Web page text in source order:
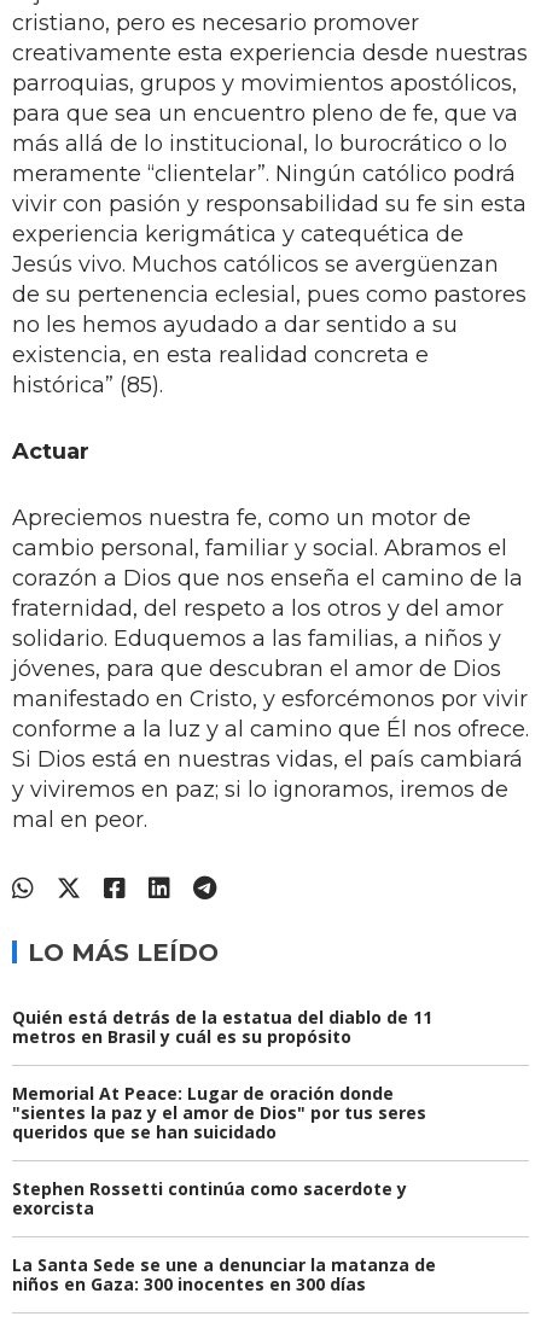
cristiano, pero es necesario promover
creativamente esta experiencia desde nuestras
parroquias, grupos y movimientos apostólicos,
para que sea un encuentro pleno de fe, que va
más allá de lo institucional, lo burocrático o lo
meramente “clientelar”. Ningún católico podrá
vivir con pasión y responsabilidad su fe sin esta
experiencia kerigmática y catequética de
Jesús vivo. Muchos católicos se avergüenzan
de su pertenencia eclesial, pues como pastores
no les hemos ayudado a dar sentido a su
existencia, en esta realidad concreta e
histórica” (85).
Actuar
Apreciemos nuestra fe, como un motor de
cambio personal, familiar y social. Abramos el
corazón a Dios que nos enseña el camino de la
fraternidad, del respeto a los otros y del amor
solidario. Eduquemos a las familias, a niños y
jóvenes, para que descubran el amor de Dios
manifestado en Cristo, y esforcémonos por vivir
conforme a la luz y al camino que Él nos ofrece.
Si Dios está en nuestras vidas, el país cambiará
y viviremos en paz; si lo ignoramos, iremos de
mal en peor.
LO MÁS LEÍDO
Quién está detrás de la estatua del diablo de 11
metros en Brasil y cuál es su propósito
Memorial At Peace: Lugar de oración donde
"sientes la paz y el amor de Dios" por tus seres
queridos que se han suicidado
Stephen Rossetti continúa como sacerdote y
exorcista
La Santa Sede se une a denunciar la matanza de
niños en Gaza: 300 inocentes en 300 días